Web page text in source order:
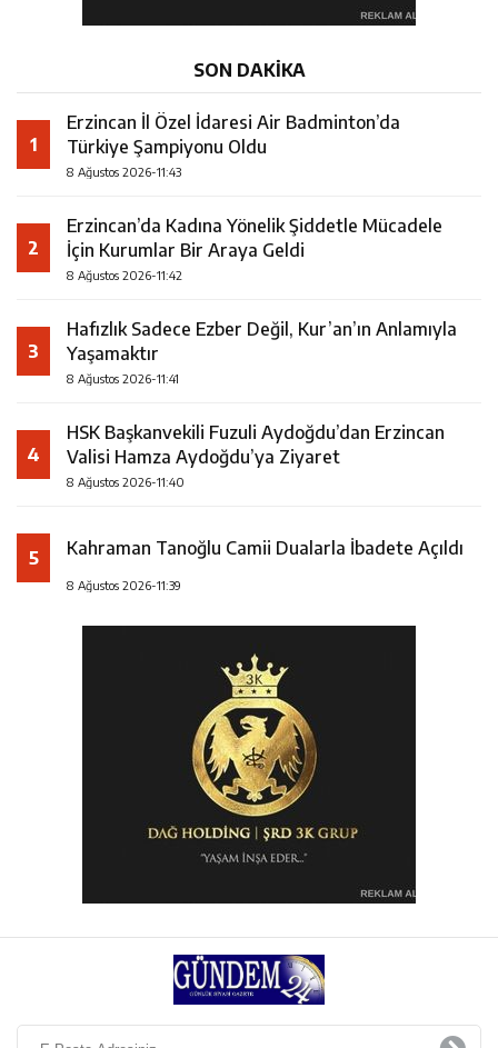
SON DAKİKA
1
Erzincan İl Özel İdaresi Air Badminton’da
Türkiye Şampiyonu Oldu
8 Ağustos 2026-11:43
2
Erzincan’da Kadına Yönelik Şiddetle Mücadele
İçin Kurumlar Bir Araya Geldi
8 Ağustos 2026-11:42
3
Hafızlık Sadece Ezber Değil, Kur’an’ın Anlamıyla
Yaşamaktır
8 Ağustos 2026-11:41
4
HSK Başkanvekili Fuzuli Aydoğdu’dan Erzincan
Valisi Hamza Aydoğdu’ya Ziyaret
8 Ağustos 2026-11:40
5 Kahraman Tanoğlu Camii Dualarla İbadete Açıldı
8 Ağustos 2026-11:39